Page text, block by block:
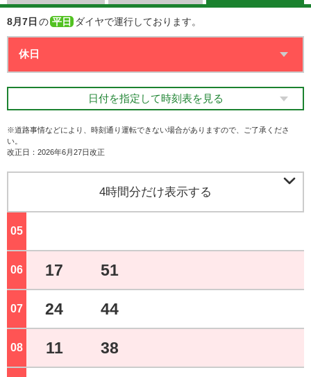
8月7日 の 平日 ダイヤで運行しております。
日付を指定して時刻表を見る
※道路事情などにより、時刻通り運転できない場合がありますので、ご了承くださ
い。
改正日：2026年6月27日改正
4時間分だけ表示する 
05
06 17 51
07 24 44
08 11 38